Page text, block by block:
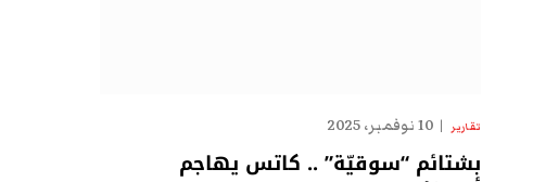
تقارير 10 نوفمبر، 2025
بشتائم “سوقيّة” .. كاتس يهاجم